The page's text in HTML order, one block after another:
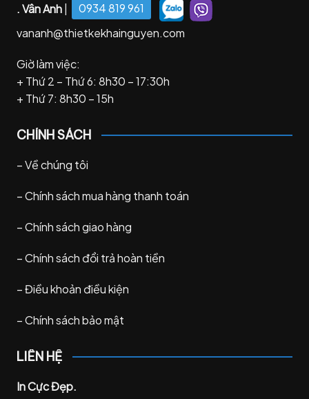
. Vân Anh|
0934 819 961
vananh@thietkekhainguyen.com
Giờ làm việc:
+ Thứ 2 – Thứ 6: 8h30 – 17:30h
+ Thứ 7: 8h30 – 15h
CHÍNH SÁCH
–Về chúng tôi
–Chính sách mua hàng thanh toán
–Chính sách giao hàng
–Chính sách đổi trả hoàn tiền
–Điều khoản điều kiện
–Chính sách bảo mật
LIÊN HỆ
In Cực Đẹp.